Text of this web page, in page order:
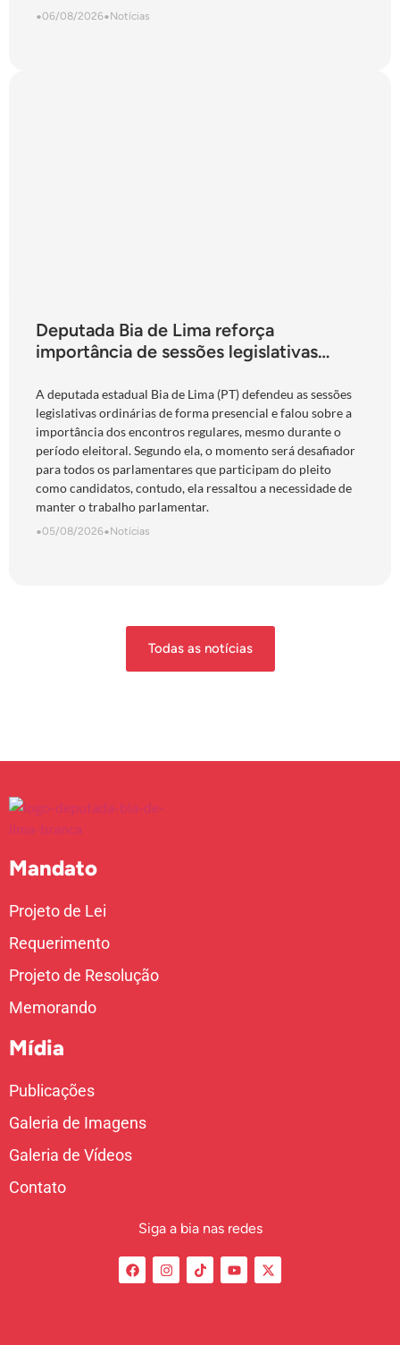
•06/08/2026•Notícias
Deputada Bia de Lima reforça
importância de sessões legislativas
“obrigação com o povo de Goiás”
A deputada estadual Bia de Lima (PT) defendeu as sessões
legislativas ordinárias de forma presencial e falou sobre a
importância dos encontros regulares, mesmo durante o
período eleitoral. Segundo ela, o momento será desafiador
para todos os parlamentares que participam do pleito
como candidatos, contudo, ela ressaltou a necessidade de
manter o trabalho parlamentar.
•05/08/2026•Notícias
Todas as notícias
Mandato
Projeto de Lei
Requerimento
Projeto de Resolução
Memorando
Mídia
Publicações
Galeria de Imagens
Galeria de Vídeos
Contato
Siga a bia nas redes